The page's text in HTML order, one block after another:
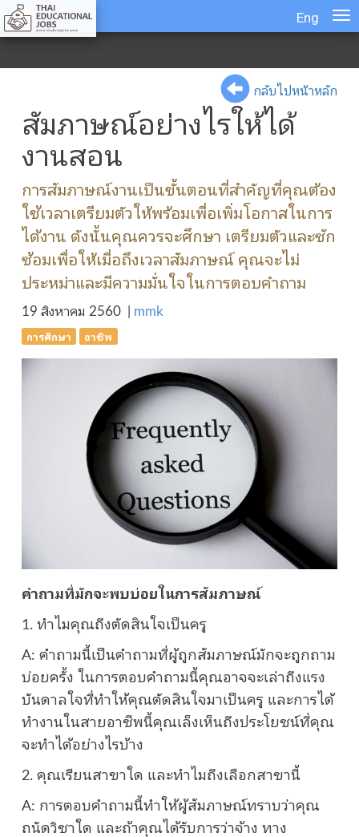
Eng
กลับไปหน้าหลัก
สัมภาษณ์อย่างไรให้ได้
งานสอน
การสัมภาษณ์งานเป็นขั้นตอนที่สำคัญที่คุณต้อง
ใช้เวลาเตรียมตัวให้พร้อมเพื่อเพิ่มโอกาสในการ
ได้งาน ดังนั้นคุณควรจะศึกษา เตรียมตัวและซัก
ซ้อมเพื่อให้เมื่อถึงเวลาสัมภาษณ์ คุณจะไม่
ประหม่าและมีความมั่นใจในการตอบคำถาม
19 สิงหาคม 2560| mmk
การศึกษา อาชีพ
คำถามที่มักจะพบบ่อยในการสัมภาษณ์
1. ทำไมคุณถึงตัดสินใจเป็นครู
A: คำถามนี้เป็นคำถามที่ผู้ถูกสัมภาษณ์มักจะถูกถาม
บ่อยครั้ง ในการตอบคำถามนี้คุณอาจจะเล่าถึงแรง
บันดาลใจที่ทำให้คุณตัดสินใจมาเป็นครู และการได้
ทำงานในสายอาชีพนี้คุณเล็งเห็นถึงประโยชน์ที่คุณ
จะทำได้อย่างไรบ้าง
2. คุณเรียนสาขาใด และทำไมถึงเลือกสาขานี้
A: การตอบคำถามนี้ทำให้ผู้สัมภาษณ์ทราบว่าคุณ
ถนัดวิชาใด และถ้าคุณได้รับการว่าจ้าง ทาง